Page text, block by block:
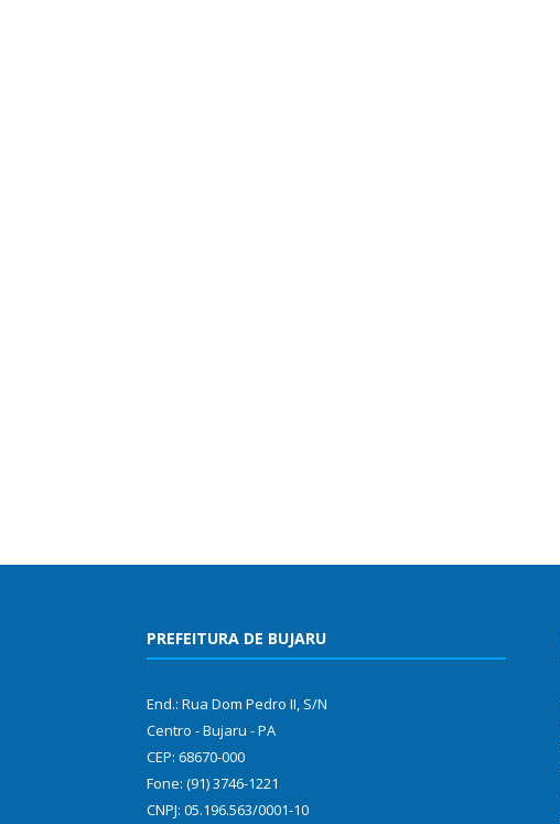
PREFEITURA DE BUJARU
End.: Rua Dom Pedro II, S/N
Centro - Bujaru - PA
CEP: 68670-000
Fone: (91) 3746-1221
CNPJ: 05.196.563/0001-10